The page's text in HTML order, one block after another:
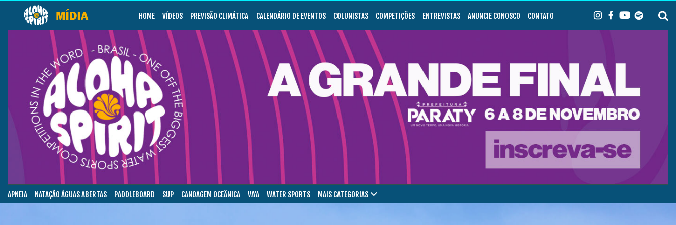
HOME VÍDEOS PREVISÃO CLIMÁTICA CALENDÁRIO DE EVENTOS COLUNISTAS COMPETIÇÕES ENTREVISTAS ANUNCIE CONOSCO CONTATO
APNEIA NATAÇÃO ÁGUAS ABERTAS PADDLEBOARD SUP CANOAGEM OCEÂNICA VA’A WATER SPORTS MAIS CATEGORIAS